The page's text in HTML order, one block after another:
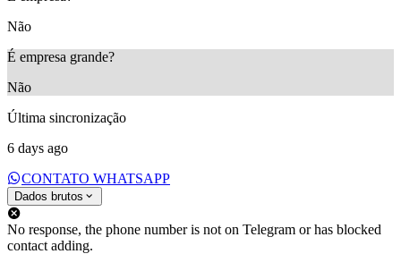
Não
É empresa grande?
Não
Última sincronização
6 days ago
CONTATO WHATSAPP
Dados brutos
No response, the phone number is not on Telegram or has blocked
contact adding.